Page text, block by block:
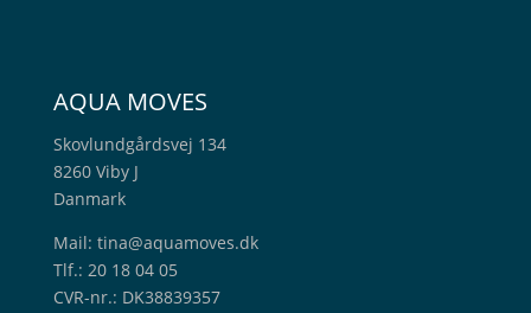
AQUA MOVES
Skovlundgårdsvej 134
8260 Viby J
Danmark
Mail: tina@aquamoves.dk
Tlf.: 20 18 04 05
CVR-nr.: DK38839357